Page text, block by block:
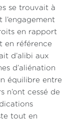
se trouvait à
l’engagement
en rapport
en référence
d’alibi aux
d’aliénation
équilibre entre
n’ont cessé de
tout en